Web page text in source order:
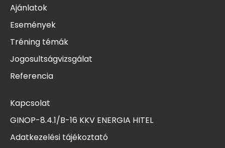
Ajánlatok
Események
Tréning témák
Jogosultságvizsgálat
Referencia
Kapcsolat
GINOP-8.4.1/B-16 KKV ENERGIA HITEL
Adatkezelési tájékoztató